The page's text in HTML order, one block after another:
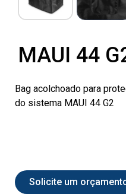
MAUI 44
Bag acolchoado para
do sistema MAUI 44 G2
Solicite um